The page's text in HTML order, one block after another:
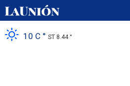
10 C ° ST 8.44 °